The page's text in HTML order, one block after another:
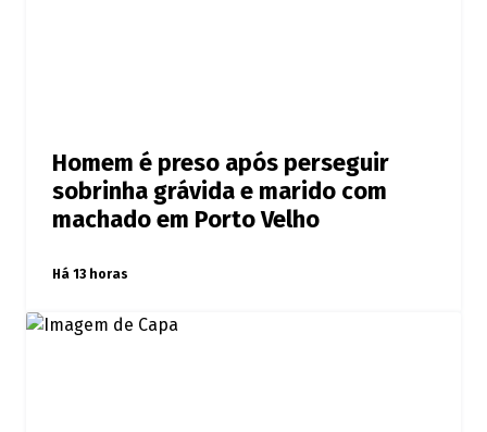
Homem é preso após perseguir
sobrinha grávida e marido com
machado em Porto Velho
Há 13 horas